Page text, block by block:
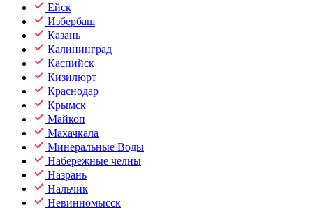
Ейск
Избербаш
Казань
Калининград
Каспийск
Кизилюрт
Краснодар
Крымск
Майкоп
Махачкала
Минеральные Воды
Набережные челны
Назрань
Нальчик
Невинномысск